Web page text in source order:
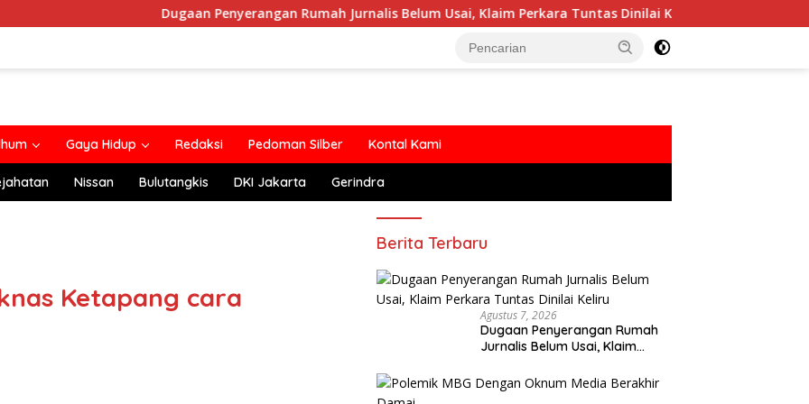
Dugaan Penyerangan Rumah Jurnalis Belum Usai, Klaim Perkara Tuntas Dinilai Keliru Polemik MBG Dengan
Gaya Hidup Redaksi Pedoman Silber Kontal Kami
Nissan Bulutangkis DKI Jakarta Gerindra
Ketapang cara
Berita Terbaru
Agustus 7, 2026
Dugaan Penyerangan Rumah
Jurnalis Belum Usai, Klaim